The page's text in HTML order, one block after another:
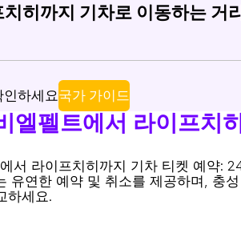
기차 티켓에 대해 학생, 노인 및 그
히까지 기차로 이동하는 거
하세요국가 가이드
엘펠트에서 라이프치
서 라이프치히까지 기차 티켓 예약:
유연한 예약 및 취소를 제공하며, 충
하세요.